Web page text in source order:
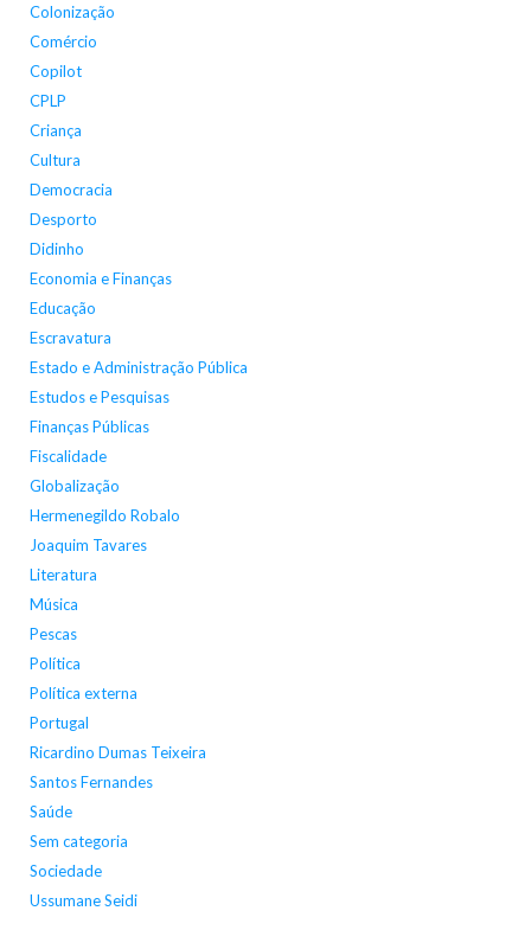
Colonização
Comércio
Copilot
CPLP
Criança
Cultura
Democracia
Desporto
Didinho
Economia e Finanças
Educação
Escravatura
Estado e Administração Pública
Estudos e Pesquisas
Finanças Públicas
Fiscalidade
Globalização
Hermenegildo Robalo
Joaquim Tavares
Literatura
Música
Pescas
Política
Política externa
Portugal
Ricardino Dumas Teixeira
Santos Fernandes
Saúde
Sem categoria
Sociedade
Ussumane Seidi